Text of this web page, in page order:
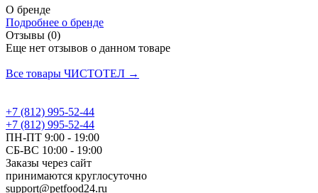
О бренде
Подробнее о бренде
Отзывы (0)
Еще нет отзывов о данном товаре
Все товары ЧИСТОТЕЛ →
+7 (812) 995-52-44
+7 (812) 995-52-44
ПН-ПТ 9:00 - 19:00
СБ-ВС 10:00 - 19:00
Заказы через сайт
принимаются круглосуточно
support@petfood24.ru